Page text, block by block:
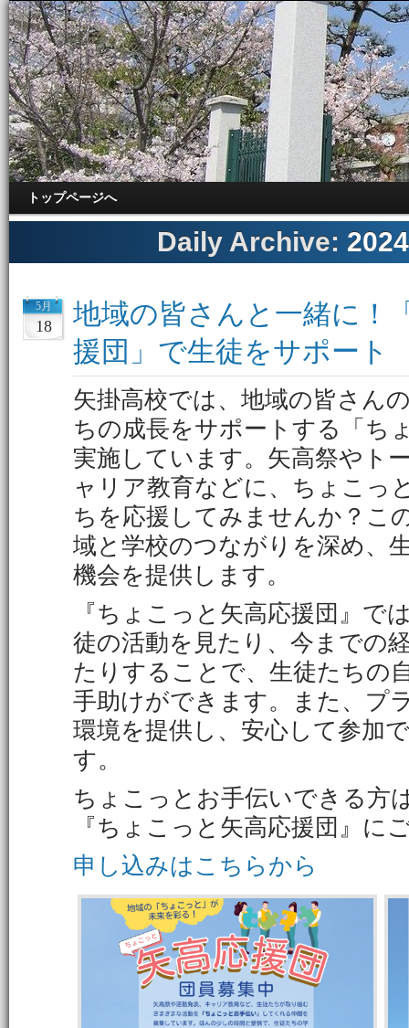
トップページへ
Daily Archive:
5月
18
地域の皆さんと一緒に！
援団」で生徒をサポート
矢掛高校では、地域の皆さん
ちの成長をサポートする「ち
実施しています。矢高祭やト
ャリア教育などに、ちょこっ
ちを応援してみませんか？こ
域と学校のつながりを深め、
機会を提供します。
『ちょこっと矢高応援団』で
徒の活動を見たり、今までの
たりすることで、生徒たちの
手助けができます。また、プ
環境を提供し、安心して参加
す。
ちょこっとお手伝いできる方
『ちょこっと矢高応援団』に
申し込みはこちらから